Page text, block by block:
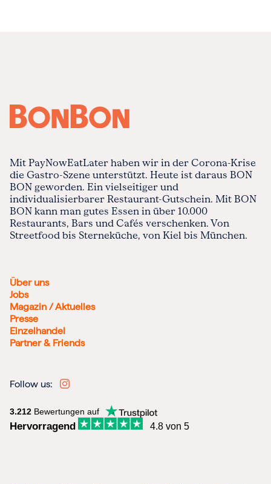
Mit PayNowEatLater haben wir in der Corona-Krise
die Gastro-Szene unterstützt. Heute ist daraus BON
BON geworden. Ein vielseitiger und
individualisierbarer Restaurant-Gutschein. Mit BON
BON kann man gutes Essen in über 10.000
Restaurants, Bars und Cafés verschenken. Von
Streetfood bis Sterneküche, von Kiel bis München.
Über uns
Jobs
Magazin / Aktuelles
Presse
Einzelhandel
Partner & Friends
Follow us:
3.212 Bewertungen auf
Hervorragend 4.8 von 5